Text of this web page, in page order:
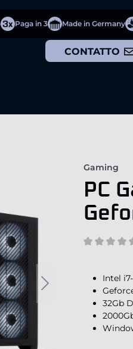
Paga in 3 Made in Germany
CONTATTO
Gaming
PC
Intel
32Gb